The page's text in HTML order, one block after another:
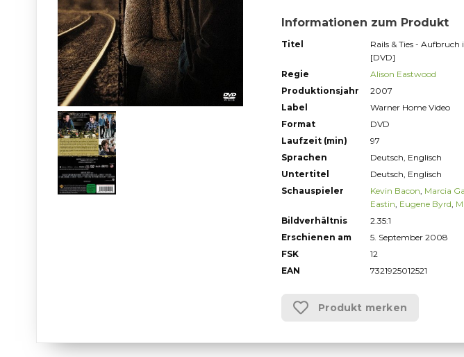
Informationen zum Produkt
Titel
Rails & Ties - Aufbruch
[DVD]
Regie
Alison Eastwood
Produktionsjahr
2007
Label
Warner Home Video
Format
DVD
Laufzeit (min)
97
Sprachen
Deutsch, Englisch
Untertitel
Deutsch, Englisch
Schauspieler
Kevin Bacon, Marcia
Eastin, Eugene Byrd,
Bildverhältnis
2.35:1
Erschienen am
5. September 2008
FSK
12
EAN
7321925012521
Produkt merken